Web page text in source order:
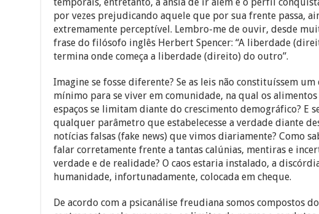
por vezes prejudicando aquele que por sua frente passa,
extremamente perceptível. Lembro-me de ouvir, desde
frase do filósofo inglês Herbert Spencer: “A liberdade
termina onde começa a liberdade (direito) do outro”.
mínimo para se viver em comunidade, na qual os alimentos
espaços se limitam diante do crescimento demográfico? E
qualquer parâmetro que estabelecesse a verdade diante
notícias falsas (fake news) que vimos diariamente? Como
falar corretamente frente a tantas calúnias, mentiras e
verdade e de realidade? O caos estaria instalado, a
humanidade, infortunadamente, colocada em cheque.
contraposto pelo superego, os limites de regras e condutas